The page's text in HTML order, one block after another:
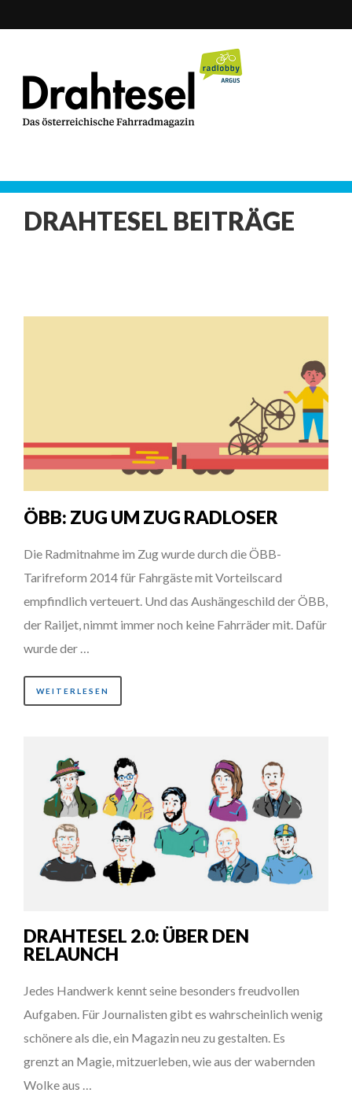
DRAHTESEL BEITRÄGE
ÖBB: ZUG UM ZUG RADLOSER
Die Radmitnahme im Zug wurde durch die ÖBB-
Tarifreform 2014 für Fahrgäste mit Vorteilscard
empfindlich verteuert. Und das Aushängeschild der ÖBB,
der Railjet, nimmt immer noch keine Fahrräder mit. Dafür
wurde der …
WEITERLESEN
DRAHTESEL 2.0: ÜBER DEN
RELAUNCH
Jedes Handwerk kennt seine besonders freudvollen
Aufgaben. Für Journalisten gibt es wahrschein­lich wenig
schönere als die, ein Magazin neu zu gestalten. Es
grenzt an Magie, mitzuerleben, wie aus der wabernden
Wolke aus …